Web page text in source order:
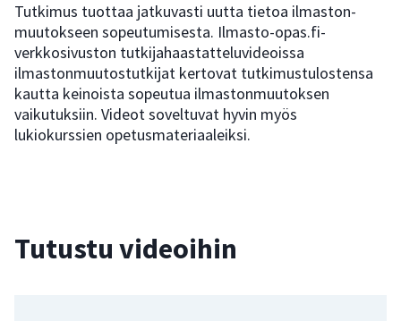
Tutkimus tuottaa jatkuvasti uutta tietoa ilmaston­
muutokseen sopeutumisesta. Ilmasto-opas.fi-
verkkosivuston tutkija­haastattelu­videoissa
ilmastonmuutos­tutkijat kertovat tutkimus­tulostensa
kautta keinoista sopeutua ilmaston­muutoksen
vaikutuksiin. Videot soveltuvat hyvin myös
lukiokurssien opetus­materiaaleiksi.
Tutustu videoihin